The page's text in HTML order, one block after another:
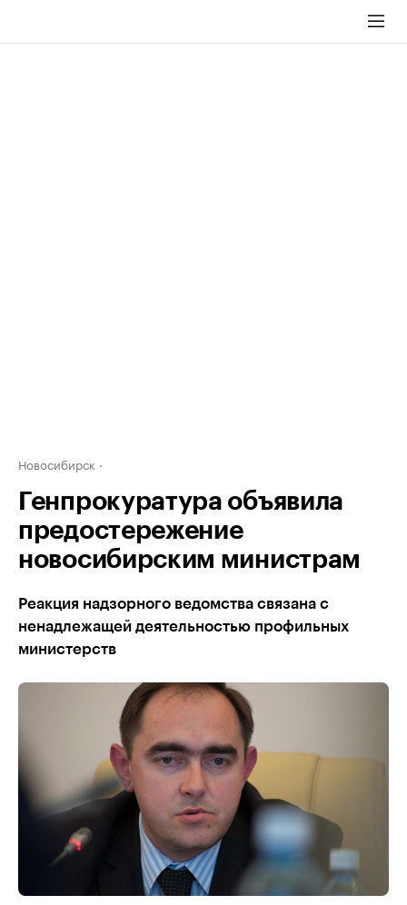
Новосибирск
Генпрокуратура объявила
предостережение
новосибирским министрам
Реакция надзорного ведомства связана с
ненадлежащей деятельностью профильных
министерств